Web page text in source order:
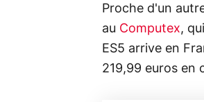
Proche d'un
au Computex,
ES5 arrive en
219,99 euros en